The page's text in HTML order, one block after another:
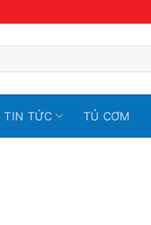
TIN TỨC TỦ CƠM